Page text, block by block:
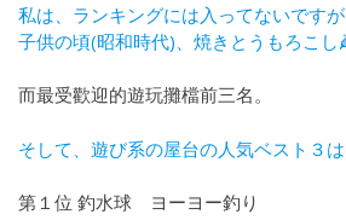
私は、ランキングには入ってないですが
子供の頃(昭和時代)、焼きとうもろこし
而最受歡迎的遊玩攤檔前三名。
そして、遊び系の屋台の人気ベスト３
第１位 釣水球 ヨーヨー釣り